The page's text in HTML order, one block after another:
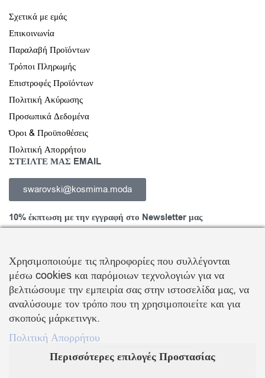
Σχετικά με εμάς
Επικοινωνία
Παραλαβή Προϊόντων
Τρόποι Πληρωμής
Επιστροφές Προϊόντων
Πολιτική Ακύρωσης
Προσωπικά Δεδομένα
Όροι & Προϋποθέσεις
Πολιτική Απορρήτου
ΣΤΕΙΛΤΕ ΜΑΣ EMAIL
swarovski@kosmima.moda
10% έκπτωση με την εγγραφή στο Newsletter μας
Εγγραφείτε στο Newsletter και ενημερωθείτε για νέα προϊόντα,
τάσεις και προσφορές, καθώς και για να λάβετεκουπόνι έκπτωσης
10%με την πρώτη σας αγορά!
ΒΑΛΛΗΣ Χ.-ΑΒΑΓΙΑΝΟΣ Ε. ΕΜΠΟΡΙΚΗ ΕΤΑΙΡΕΙΑ Ο.Ε.
Τα λογότυπα SWAROVSKI & SWAN είναι κατοχυρωμένα σήματα της Swarovski AG
Χρησιμοποιούμε τις πληροφορίες που συλλέγονται
μέσω cookies και παρόμοιων τεχνολογιών για να
βελτιώσουμε την εμπειρία σας στην ιστοσελίδα μας, να
αναλύσουμε τον τρόπο που τη χρησιμοποιείτε και για
σκοπούς μάρκετινγκ.
Πολιτική Απορρήτου
Περισσότερες επιλογές Προστασίας